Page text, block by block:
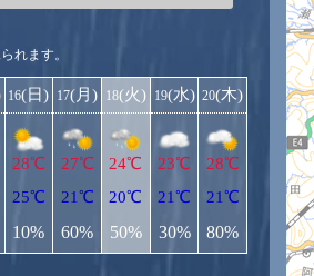
れます。
16(日)
28℃
25℃
10%
17(月)
27℃
21℃
60%
18(火)
24℃
20℃
50%
19(水)
23℃
21℃
30%
20(木)
28℃
21℃
80%